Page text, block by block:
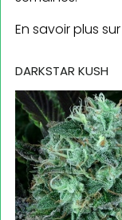
En savoir plus sur
DARKSTAR KUSH